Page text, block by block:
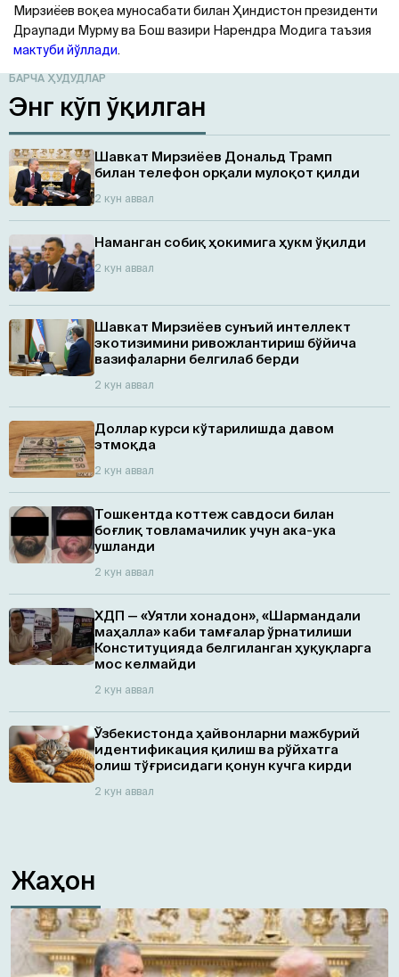
Мирзиёев воқеа муносабати билан Ҳиндистон президенти
Драупади Мурму ва Бош вазири Нарендра Модига таъзия
мактуби йўллади.
БАРЧА ҲУДУДЛАР
Энг кўп ўқилган
Шавкат Мирзиёев Дональд Трамп
билан телефон орқали мулоқот қилди
2 кун аввал
Наманган собиқ ҳокимига ҳукм ўқилди
2 кун аввал
Шавкат Мирзиёев сунъий интеллект
экотизимини ривожлантириш бўйича
вазифаларни белгилаб берди
2 кун аввал
Доллар курси кўтарилишда давом
этмоқда
2 кун аввал
Тошкентда коттеж савдоси билан
боғлиқ товламачилик учун ака-ука
ушланди
2 кун аввал
ХДП — «Уятли хонадон», «Шармандали
маҳалла» каби тамғалар ўрнатилиши
Конституцияда белгиланган ҳуқуқларга
мос келмайди
2 кун аввал
Ўзбекистонда ҳайвонларни мажбурий
идентификация қилиш ва рўйхатга
олиш тўғрисидаги қонун кучга кирди
2 кун аввал
Жаҳон